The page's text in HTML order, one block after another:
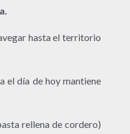
hasta el territorio
el día de hoy mantiene
rellena de cordero)